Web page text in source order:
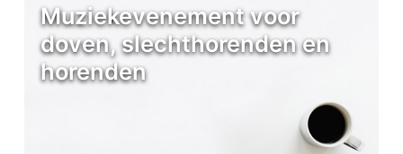
Muziekevenement voor
doven, slechthorenden en
horenden